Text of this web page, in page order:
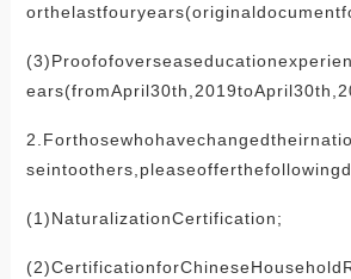
(1)NaturalizationCertification;